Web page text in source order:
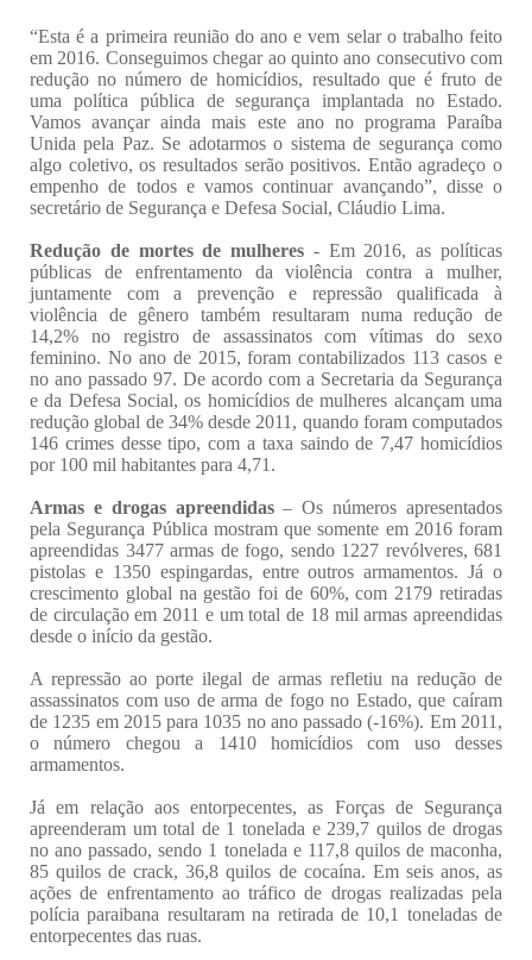
“Esta é a primeira reunião do ano e vem selar o trabalho feito
em 2016. Conseguimos chegar ao quinto ano consecutivo com
redução no número de homicídios, resultado que é fruto de
uma política pública de segurança implantada no Estado.
Vamos avançar ainda mais este ano no programa Paraíba
Unida pela Paz. Se adotarmos o sistema de segurança como
algo coletivo, os resultados serão positivos. Então agradeço o
empenho de todos e vamos continuar avançando”, disse o
secretário de Segurança e Defesa Social, Cláudio Lima.
Redução de mortes de mulheres - Em 2016, as políticas
públicas de enfrentamento da violência contra a mulher,
juntamente com a prevenção e repressão qualificada à
violência de gênero também resultaram numa redução de
14,2% no registro de assassinatos com vítimas do sexo
feminino. No ano de 2015, foram contabilizados 113 casos e
no ano passado 97. De acordo com a Secretaria da Segurança
e da Defesa Social, os homicídios de mulheres alcançam uma
redução global de 34% desde 2011, quando foram computados
146 crimes desse tipo, com a taxa saindo de 7,47 homicídios
por 100 mil habitantes para 4,71.
Armas e drogas apreendidas– Os números apresentados
pela Segurança Pública mostram que somente em 2016 foram
apreendidas 3477 armas de fogo, sendo 1227 revólveres, 681
pistolas e 1350 espingardas, entre outros armamentos. Já o
crescimento global na gestão foi de 60%, com 2179 retiradas
de circulação em 2011 e um total de 18 mil armas apreendidas
desde o início da gestão.
A repressão ao porte ilegal de armas refletiu na redução de
assassinatos com uso de arma de fogo no Estado, que caíram
de 1235 em 2015 para 1035 no ano passado (-16%). Em 2011,
o número chegou a 1410 homicídios com uso desses
armamentos.
Já em relação aos entorpecentes, as Forças de Segurança
apreenderam um total de 1 tonelada e 239,7 quilos de drogas
no ano passado, sendo 1 tonelada e 117,8 quilos de maconha,
85 quilos de crack, 36,8 quilos de cocaína. Em seis anos, as
ações de enfrentamento ao tráfico de drogas realizadas pela
polícia paraibana resultaram na retirada de 10,1 toneladas de
entorpecentes das ruas.